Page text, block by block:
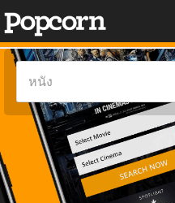
หนัง